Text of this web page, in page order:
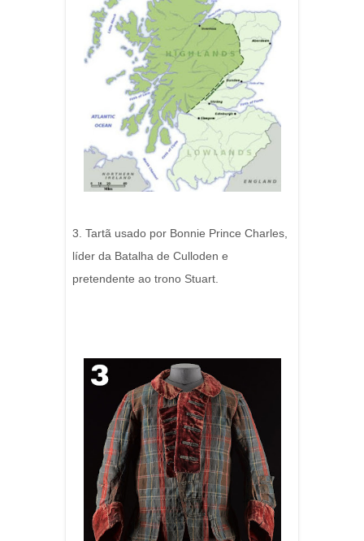
3. Tartã usado por Bonnie Prince Charles,
líder da Batalha de Culloden e
pretendente ao trono Stuart.